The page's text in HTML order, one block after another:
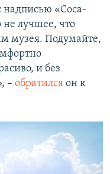
надписью «Coca-
не лучшее, что
музея. Подумайте,
и без
– обратился он к